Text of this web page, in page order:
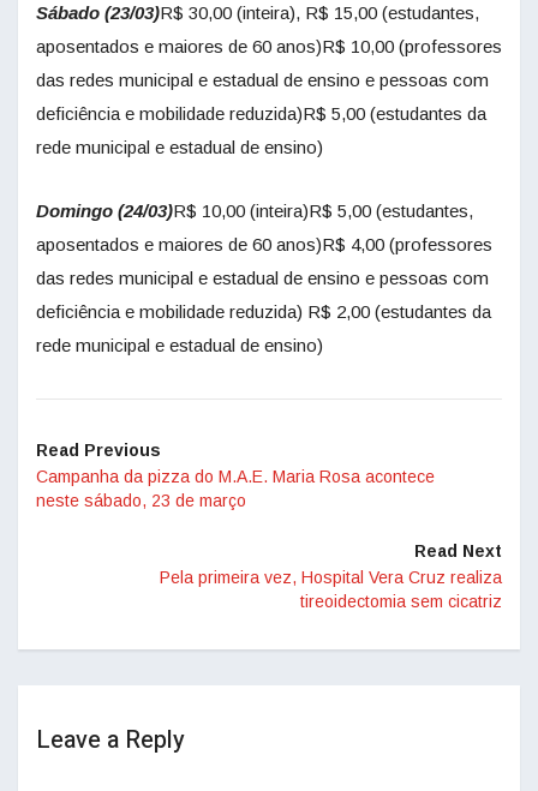
Sábado (23/03)R$ 30,00 (inteira), R$ 15,00 (estudantes,
aposentados e maiores de 60 anos)R$ 10,00 (professores
das redes municipal e estadual de ensino e pessoas com
deficiência e mobilidade reduzida)R$ 5,00 (estudantes da
rede municipal e estadual de ensino)
Domingo (24/03)R$ 10,00 (inteira)R$ 5,00 (estudantes,
aposentados e maiores de 60 anos)R$ 4,00 (professores
das redes municipal e estadual de ensino e pessoas com
deficiência e mobilidade reduzida) R$ 2,00 (estudantes da
rede municipal e estadual de ensino)
Read Previous
Campanha da pizza do M.A.E. Maria Rosa acontece
neste sábado, 23 de março
Read Next
Pela primeira vez, Hospital Vera Cruz realiza
tireoidectomia sem cicatriz
Leave a Reply